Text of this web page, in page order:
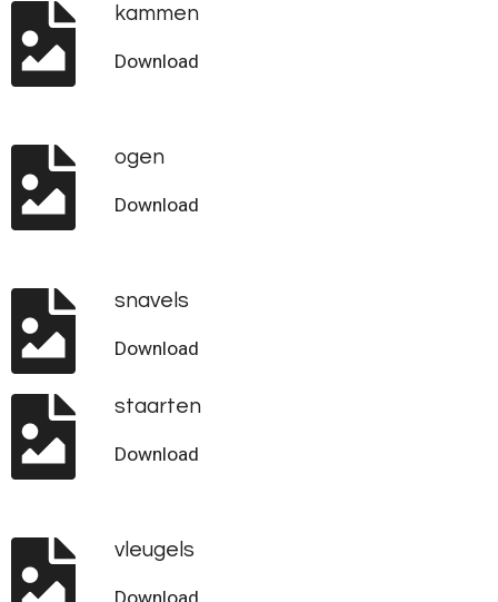
kammen
Download
ogen
Download
snavels
Download
staarten
Download
vleugels